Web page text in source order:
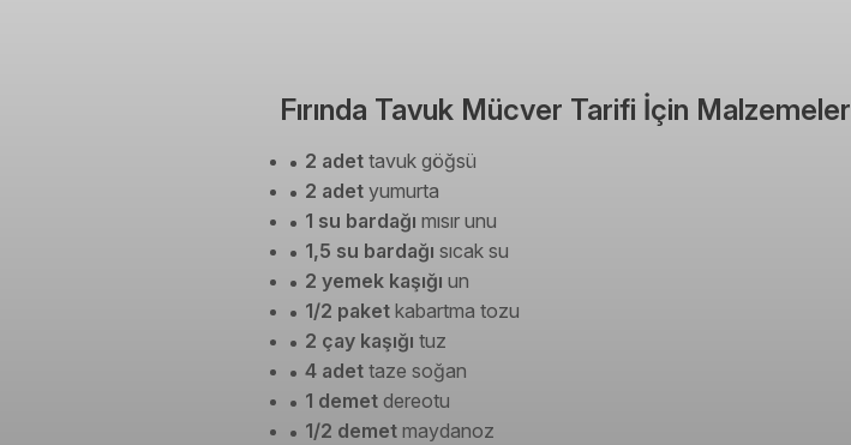
Fırında Tavuk Mücver Tarifi İçin Malzemeler
2 adet tavuk göğsü
2 adet yumurta
1 su bardağı mısır unu
1,5 su bardağı sıcak su
2 yemek kaşığı un
1/2 paket kabartma tozu
2 çay kaşığı tuz
4 adet taze soğan
1 demet dereotu
1/2 demet maydanoz